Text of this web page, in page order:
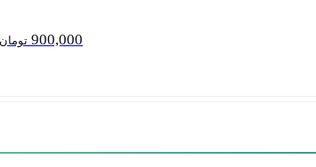
900,000 تومان